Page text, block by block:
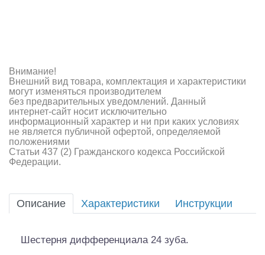
Конструкторы
Аппаратура и электроника
Аккумуляторы и батарейки
Зарядные устройства и блоки питания
Двигатели
Технические жидкости
Оптовая продажа запчастей для моделей
Внимание!
Внешний вид товара, комплектация и характеристики
могут изменяться производителем
без предварительных уведомлений. Данный
интернет-сайт носит исключительно
информационный характер и ни при каких условиях
не является публичной офертой, определяемой
положениями
Статьи 437 (2) Гражданского кодекса Российской
Федерации.
Описание Характеристики Инструкции
Шестерня дифференциала 24 зуба.